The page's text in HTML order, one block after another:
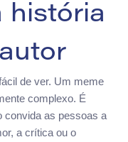
história
de ver. Um meme
complexo. É
convida as pessoas a
a crítica ou o